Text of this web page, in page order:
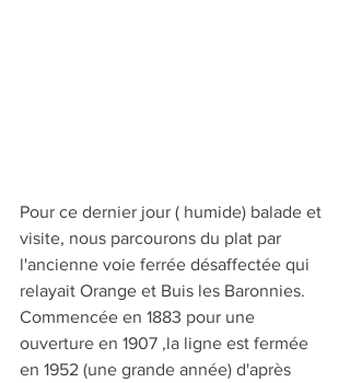
Pour ce dernier jour ( humide) balade et
visite, nous parcourons du plat par
l'ancienne voie ferrée désaffectée qui
relayait Orange et Buis les Baronnies.
Commencée en 1883 pour une
ouverture en 1907 ,la ligne est fermée
en 1952 (une grande année) d'après